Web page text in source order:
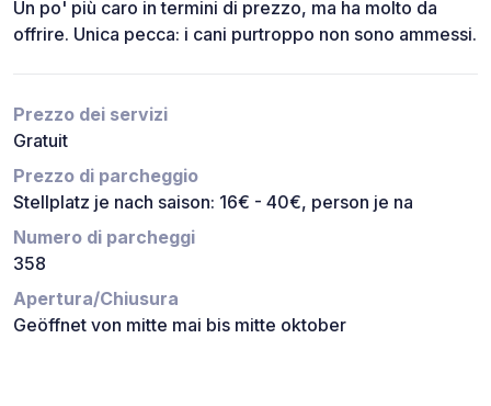
Un po' più caro in termini di prezzo, ma ha molto da
offrire. Unica pecca: i cani purtroppo non sono ammessi.
Prezzo dei servizi
Gratuit
Prezzo di parcheggio
Stellplatz je nach saison: 16€ - 40€, person je na
Numero di parcheggi
358
Apertura/Chiusura
Geöffnet von mitte mai bis mitte oktober